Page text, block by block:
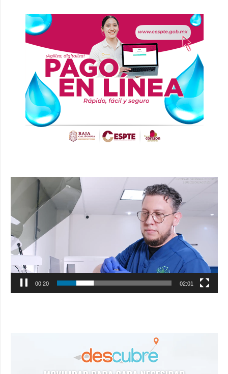
Reproductor
00:21 02:01